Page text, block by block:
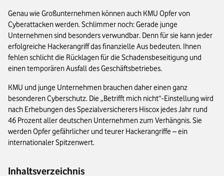
Genau wie Großunternehmen können auch KMU Opfer von
Cyberattacken werden. Schlimmer noch: Gerade junge
Unternehmen sind besonders verwundbar. Denn für sie kann jeder
erfolgreiche Hackerangriff das finanzielle Aus bedeuten. Ihnen
fehlen schlicht die Rücklagen für die Schadensbeseitigung und
einen temporären Ausfall des Geschäftsbetriebes.
KMU und junge Unternehmen brauchen daher einen ganz
besonderen Cyberschutz. Die „Betrifft mich nicht“-Einstellung wird
nach Erhebungen des Spezialversicherers Hiscox jedes Jahr rund
46 Prozent aller deutschen Unternehmen zum Verhängnis. Sie
werden Opfer gefährlicher und teurer Hackerangriffe – ein
internationaler Spitzenwert.
Inhaltsverzeichnis